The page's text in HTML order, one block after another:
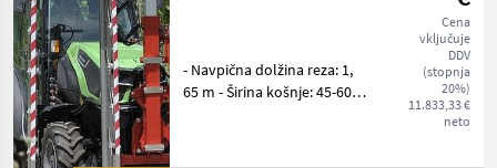
Cena
vključuje
DDV
(stopnja
20%)
11.833,33 €
neto
- Navpična dolžina reza: 1,
65 m - Širina košnje: 45-60